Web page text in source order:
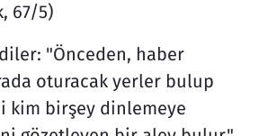
67/5)
"Önceden, haber
oturacak yerler bulup
kim birşey dinlemeye